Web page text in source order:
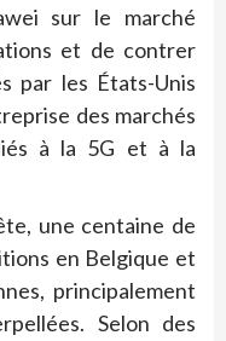
sur le marché
et de contrer
par les États-Unis
des marchés
à la 5G et à la
une centaine de
en Belgique et
principalement
Selon des